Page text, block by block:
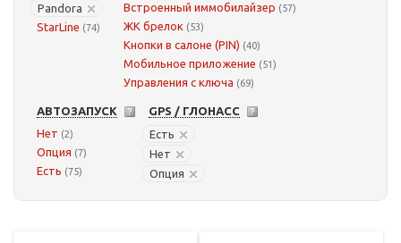
Pandora
StarLine (74)
Встроенный иммобилайзер (57)
ЖК брелок (53)
Кнопки в салоне (PIN) (40)
Мобильное приложение (51)
Управления с ключа (69)
АВТОЗАПУСК
Нет (2)
Опция (7)
Есть (75)
GPS / ГЛОНАСС
Есть
Нет
Опция